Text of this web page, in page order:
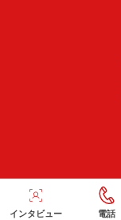
インタビュー 電話